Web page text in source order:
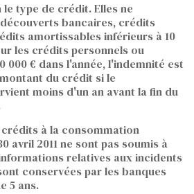
le type de crédit. Elles ne
bancaires, crédits
amortissables inférieurs à 10
les crédits personnels ou
000 € dans l'année, l'indemnité est
du crédit si le
moins d'un an avant la fin du
à la consommation
avril 2011 ne sont pas soumis à
relatives aux incidents
conservées par les banques
5 ans.